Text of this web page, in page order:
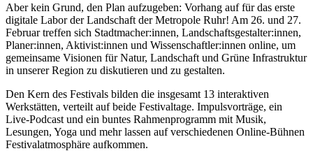
Aber kein Grund, den Plan aufzugeben: Vorhang auf für das erste
digitale Labor der Landschaft der Metropole Ruhr! Am 26. und 27.
Februar treffen sich Stadtmacher:innen, Landschaftsgestalter:innen,
Planer:innen, Aktivist:innen und Wissenschaftler:innen online, um
gemeinsame Visionen für Natur, Landschaft und Grüne Infrastruktur
in unserer Region zu diskutieren und zu gestalten.
Den Kern des Festivals bilden die insgesamt 13 interaktiven
Werkstätten, verteilt auf beide Festivaltage. Impulsvorträge, ein
Live-Podcast und ein buntes Rahmenprogramm mit Musik,
Lesungen, Yoga und mehr lassen auf verschiedenen Online-Bühnen
Festivalatmosphäre aufkommen.